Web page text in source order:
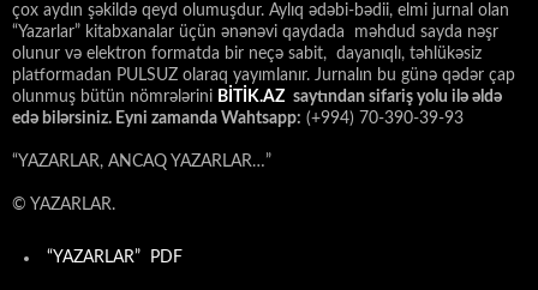
çox aydın şəkildə qeyd olumuşdur. Aylıq ədəbi-bədii, elmi jurnal olan
“Yazarlar” kitabxanalar üçün ənənəvi qaydada məhdud sayda nəşr
olunur və elektron formatda bir neçə sabit, dayanıqlı, təhlükəsiz
platformadan PULSUZ olaraq yayımlanır. Jurnalın bu günə qədər çap
olunmuş bütün nömrələrini BİTİK.AZ saytından sifariş yolu ilə əldə
edə bilərsiniz. Eyni zamanda Wahtsapp: (+994) 70-390-39-93
“YAZARLAR, ANCAQ YAZARLAR…”
© YAZARLAR.
“YAZARLAR” PDF